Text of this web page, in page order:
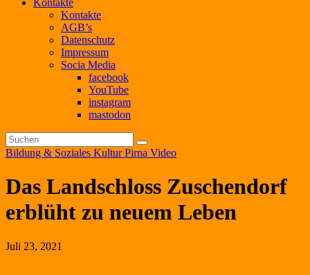
Kontakte
Kontakte
AGB’s
Datenschutz
Impressum
Socia Media
facebook
YouTube
instagram
mastodon
Bildung & Soziales KulturPirna Video
Das Landschloss Zuschendorf
erblüht zu neuem Leben
Juli 23, 2021